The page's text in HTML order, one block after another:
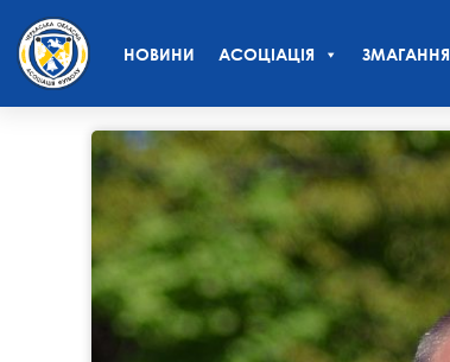
НОВИНИ АСОЦІАЦІЯ ЗМАГАННЯ